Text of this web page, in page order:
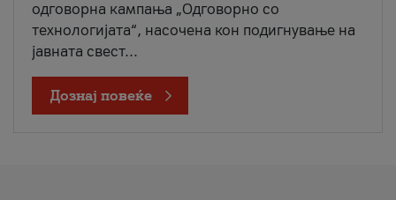
одговорна кампања „Одговорно со
технологијата“, насочена кон подигнување на
јавната свест...
Дознај повеќе